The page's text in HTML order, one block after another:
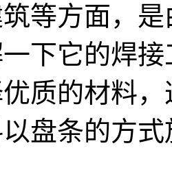
等方面，
下它的焊
质的材料
盘条的方